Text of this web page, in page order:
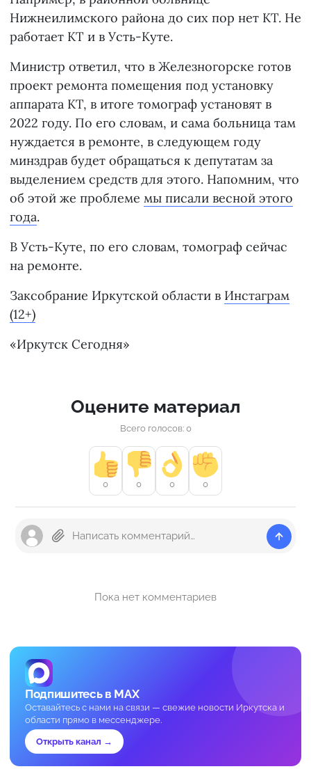
Нижнеилимского района до сих пор нет КТ. Не
работает КТ и в Усть-Куте.
Министр ответил, что в Железногорске готов
проект ремонта помещения под установку
аппарата КТ, в итоге томограф установят в
2022 году. По его словам, и сама больница там
нуждается в ремонте, в следующем году
минздрав будет обращаться к депутатам за
выделением средств для этого. Напомним, что
об этой же проблеме мы писали весной этого
года.
В Усть-Куте, по его словам, томограф сейчас
на ремонте.
Заксобрание Иркутской области в Инстаграм
(12+)
«Иркутск Сегодня»
Оцените материал
Всего голосов: 0
0 0 0 0
Пока нет комментариев
Подпишитесь в MAX
Оставайтесь с нами на связи — свежие новости Иркутска и
области прямо в мессенджере.
Открыть канал →